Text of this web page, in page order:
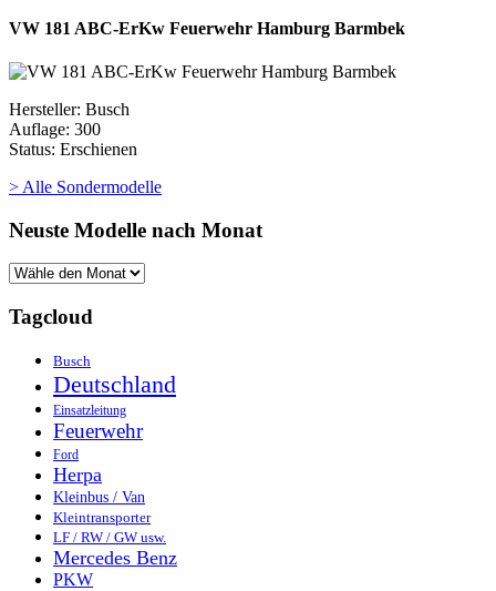
VW 181 ABC-ErKw Feuerwehr Hamburg Barmbek
Hersteller: Busch
Auflage: 300
Status: Erschienen
> Alle Sondermodelle
Neuste Modelle nach Monat
Tagcloud
Busch
Deutschland
Einsatzleitung
Feuerwehr
Ford
Herpa
Kleinbus / Van
Kleintransporter
LF / RW / GW usw.
Mercedes Benz
PKW